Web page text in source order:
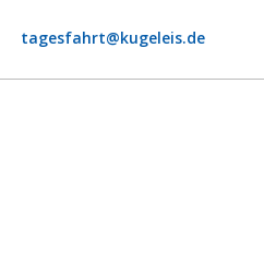
tagesfahrt@kugeleis.de